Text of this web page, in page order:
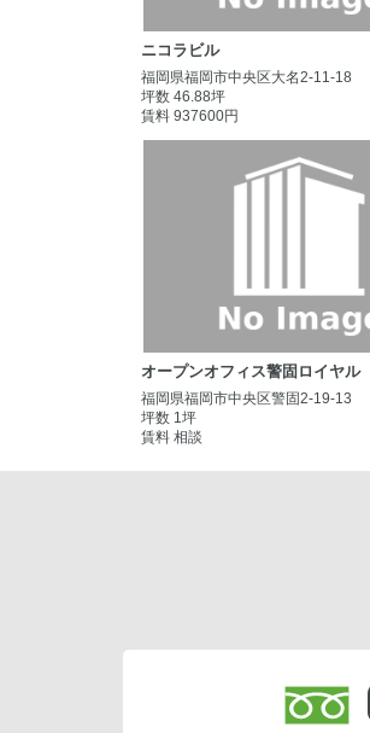
ニコラビル
福岡県福岡市中央区大名2-11-18
坪数 46.88坪
賃料 937600円
オープンオフィス警固ロイヤル
福岡県福岡市中央区警固2-19-13
坪数 1坪
賃料 相談